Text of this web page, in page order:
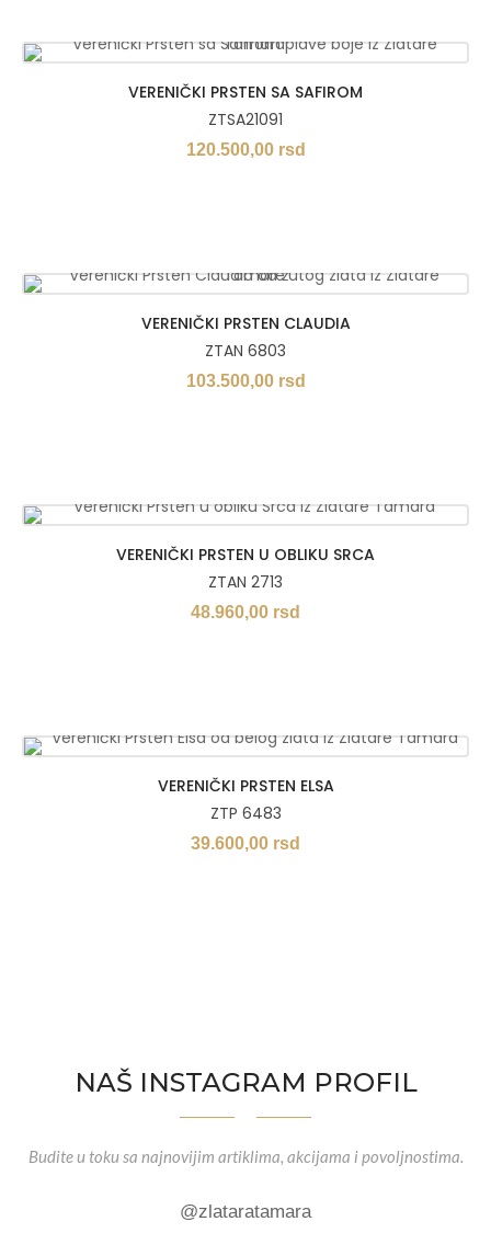
VERENIČKI PRSTEN SA SAFIROM
ZTSA21091
120.500,00 rsd
VERENIČKI PRSTEN CLAUDIA
ZTAN 6803
103.500,00 rsd
VERENIČKI PRSTEN U OBLIKU SRCA
ZTAN 2713
48.960,00 rsd
VERENIČKI PRSTEN ELSA
ZTP 6483
39.600,00 rsd
NAŠ INSTAGRAM PROFIL
Budite u toku sa najnovijim artiklima, akcijama i povoljnostima.
@zlataratamara